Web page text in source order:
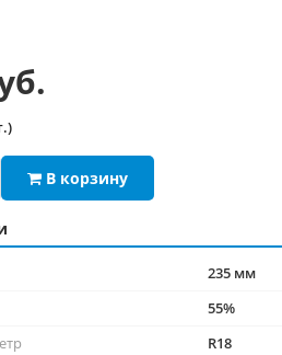
В корзину
235 мм
55%
R18